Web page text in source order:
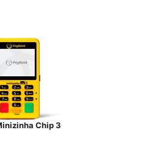
Chip 3